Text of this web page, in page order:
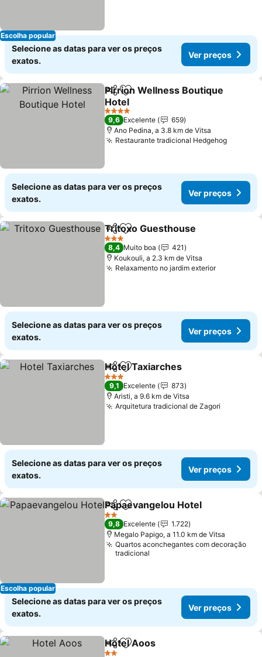
Escolha popular
Selecione as datas para ver os preços
exatos.
Ver preços
PartilharAdicionar aos favoritos
Pirrion Wellness Boutique
Hotel
Ver preços
4 Estrelas
9,6 Excelente
659
Ano Pedina, a 3.8 km de Vitsa
Restaurante tradicional HedgehogVer
Selecione as datas para ver os preços
exatos.
Ver preços
PartilharAdicionar aos favoritos
Tritoxo Guesthouse
3 Estrelas
8,4 Muito boa
421
Koukouli, a 2.3 km de Vitsa
Relaxamento no jardim exteriorVer
Selecione as datas para ver os preços
exatos.
Ver preços
PartilharAdicionar aos favoritos
Hotel Taxiarches
3 Estrelas
9,1 Excelente
873
Aristi, a 9.6 km de Vitsa
Arquitetura tradicional de Zagori
Selecione as datas para ver os preços
exatos.
Ver preços
Escolha popular
PartilharAdicionar aos favoritos
Papaevangelou Hotel
2 Estrelas
9,8 Excelente
1.722
Megalo Papigo, a 11.0 km de Vitsa
Quartos aconchegantes com decoração
tradicional
Selecione as datas para ver os preços
exatos.
Ver preços
PartilharAdicionar aos favoritos
Hotel Aoos